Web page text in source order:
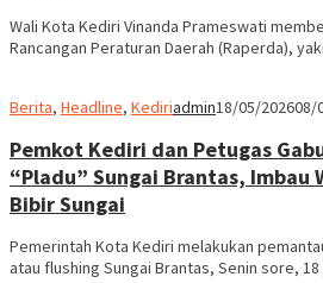
Wali Kota Kediri Vinanda Prameswati
Rancangan Peraturan Daerah (Raperda),
Berita, Headline, Kediriadmin18/05/202608/
Pemkot Kediri dan Petugas
“Pladu” Sungai Brantas, Imbau
Bibir Sungai
Pemerintah Kota Kediri melakukan
atau flushing Sungai Brantas, Senin sore,